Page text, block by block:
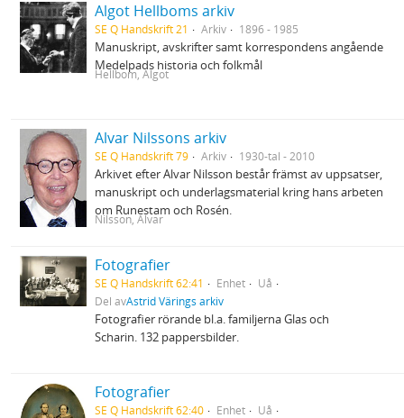
Algot Hellboms arkiv
SE Q Handskrift 21 Arkiv 1896 - 1985
Manuskript, avskrifter samt korrespondens angående
Medelpads historia och folkmål
Hellbom, Algot
Alvar Nilssons arkiv
SE Q Handskrift 79 Arkiv 1930-tal - 2010
Arkivet efter Alvar Nilsson består främst av uppsatser,
manuskript och underlagsmaterial kring hans arbeten
om Runestam och Rosén.
Nilsson, Alvar
Fotografier
SE Q Handskrift 62:41 Enhet
Uå
Del avAstrid Värings arkiv
Fotografier rörande bl.a. familjerna Glas och
Scharin. 132 pappersbilder.
Fotografier
SE Q Handskrift 62:40 Enhet
Uå